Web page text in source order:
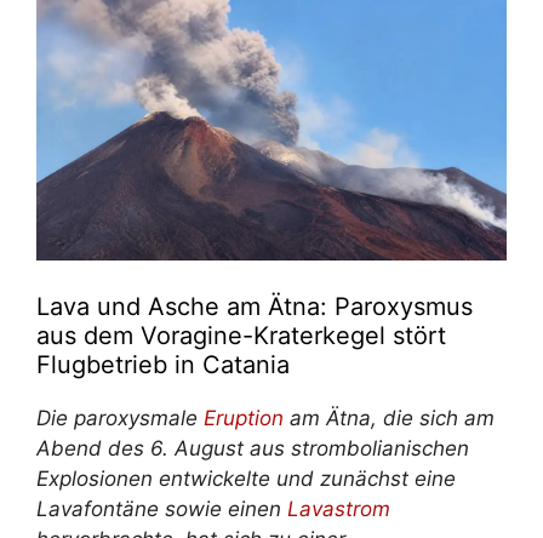
Lava und Asche am Ätna: Paroxysmus
aus dem Voragine-Kraterkegel stört
Flugbetrieb in Catania
Die paroxysmale Eruption am Ätna, die sich am
Abend des 6. August aus strombolianischen
Explosionen entwickelte und zunächst eine
Lavafontäne sowie einen Lavastrom